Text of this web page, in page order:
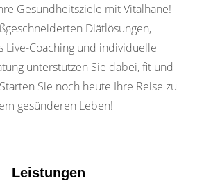
Gesundheitsziele mit Vitalhane!
Diätlösungen,
Live-Coaching und individuelle
unterstützen Sie dabei, fit und
Sie noch heute Ihre Reise zu
gesünderen Leben!
Leistungen